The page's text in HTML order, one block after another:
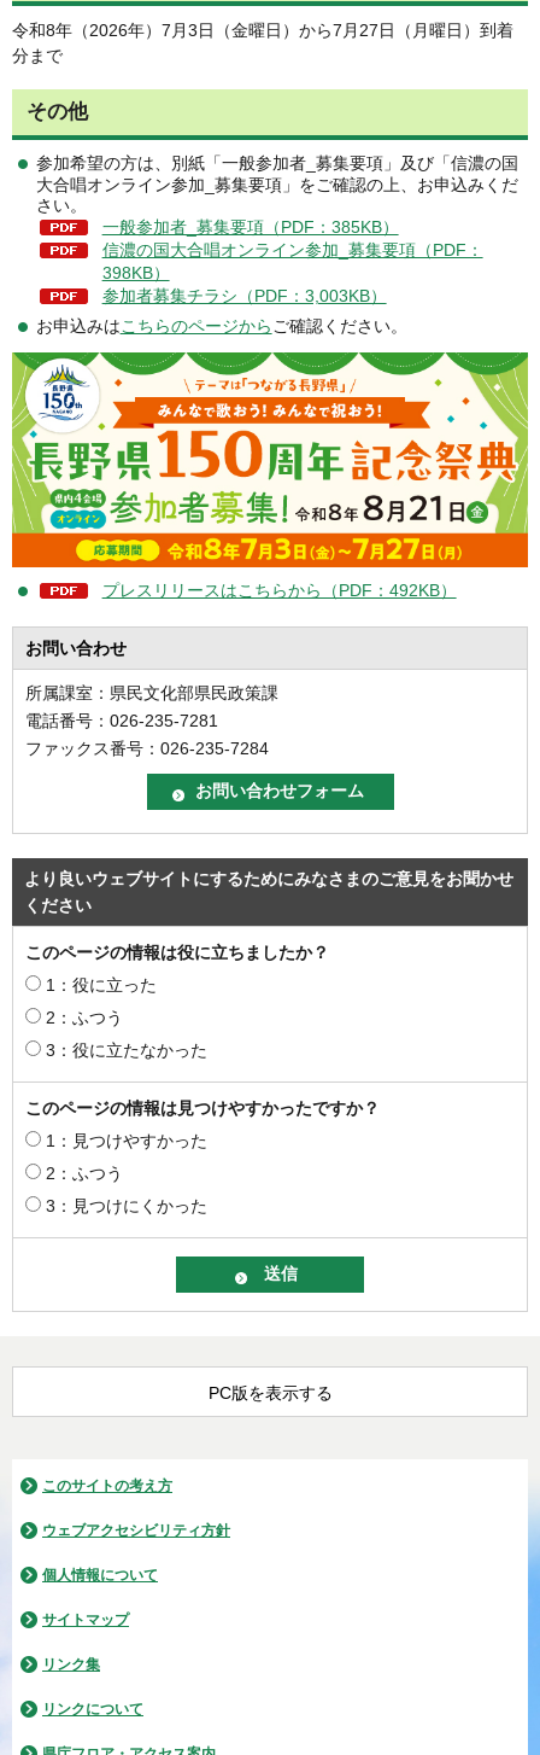
令和8年（2026年）7月3日（金曜日）から7月27日（月曜日）到着
分まで
その他
参加希望の方は、別紙「一般参加者_募集要項」及び「信濃の国
大合唱オンライン参加_募集要項」をご確認の上、お申込みくだ
さい。
一般参加者_募集要項（PDF：385KB）
信濃の国大合唱オンライン参加_募集要項（PDF：
398KB）
参加者募集チラシ（PDF：3,003KB）
お申込みは こちらのページから ご確認ください。
プレスリリースはこちらから（PDF：492KB）
お問い合わせ
所属課室：県民文化部県民政策課
電話番号：026-235-7281
ファックス番号：026-235-7284
より良いウェブサイトにするためにみなさまのご意見をお聞かせ
ください
このページの情報は役に立ちましたか？
1：役に立った
2：ふつう
3：役に立たなかった
このページの情報は見つけやすかったですか？
1：見つけやすかった
2：ふつう
3：見つけにくかった
PC版を表示する
このサイトの考え方
ウェブアクセシビリティ方針
個人情報について
サイトマップ
リンク集
リンクについて